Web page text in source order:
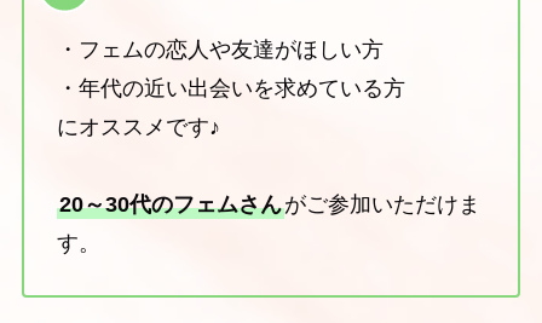
・フェムの恋人や友達がほしい方
・年代の近い出会いを求めている方
にオススメです♪
20～30代のフェムさんがご参加いただけま
す。